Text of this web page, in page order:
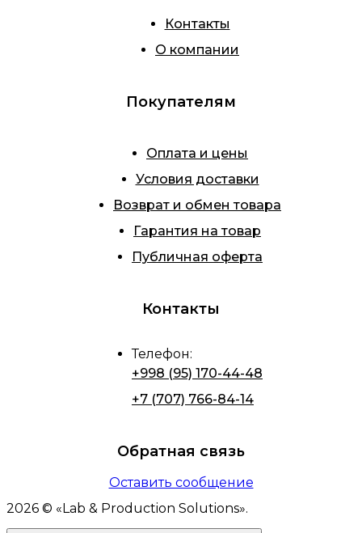
Контакты
О компании
Покупателям
Оплата и цены
Условия доставки
Возврат и обмен товара
Гарантия на товар
Публичная оферта
Контакты
Телефон:
+998 (95) 170-44-48
+7 (707) 766-84-14
Обратная связь
Оставить сообщение
2026 © « Lab & Production Solutions».